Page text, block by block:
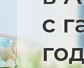
с